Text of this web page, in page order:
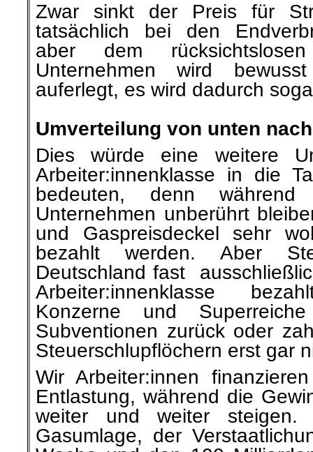
Zwar sinkt der Preis für
tatsächlich bei den
aber dem
Unternehmen wird
auferlegt, es wird dadurch
Umverteilung von unten
Dies würde eine weitere
Arbeiter:innenklasse in die
bedeuten, denn
Unternehmen unberührt
und Gaspreisdeckel sehr
bezahlt werden. Aber
Deutschland fast
Arbeiter:innenklasse
Konzerne und
Subventionen zurück oder
Steuerschlupflöchern erst gar
Wir Arbeiter:innen
Entlastung, während die
weiter und weiter steigen.
Gasumlage, der